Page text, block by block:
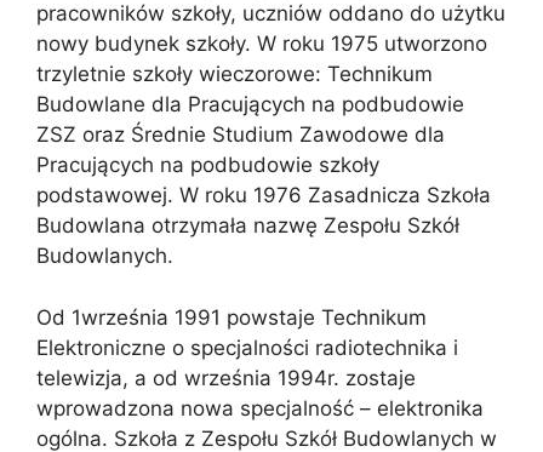
pracowników szkoły, uczniów oddano do użytku
nowy budynek szkoły. W roku 1975 utworzono
trzyletnie szkoły wieczorowe: Technikum
Budowlane dla Pracujących na podbudowie
ZSZ oraz Średnie Studium Zawodowe dla
Pracujących na podbudowie szkoły
podstawowej. W roku 1976 Zasadnicza Szkoła
Budowlana otrzymała nazwę Zespołu Szkół
Budowlanych.
Od 1września 1991 powstaje Technikum
Elektroniczne o specjalności radiotechnika i
telewizja, a od września 1994r. zostaje
wprowadzona nowa specjalność – elektronika
ogólna. Szkoła z Zespołu Szkół Budowlanych w